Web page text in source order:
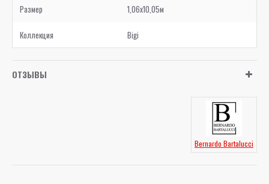
Размер 1,06x10,05м
Коллекция Bigi
ОТЗЫВЫ
Bernardo Bartalucci